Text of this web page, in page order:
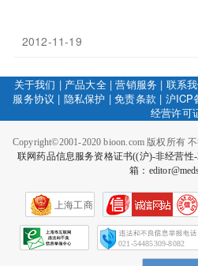
2012-11-19
关于我们 | 产品大全|营销服务 | 联系
服务协议 | 隐私保护 |免责条款 | 沪ICP
经营许可
Copyright©2001-2020 bioon.com 版权所有
联网药品信息服务资格证书((沪)-非经营性-
箱：
上海工商
021-54485309-8082